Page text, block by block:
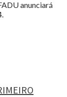
anunciará